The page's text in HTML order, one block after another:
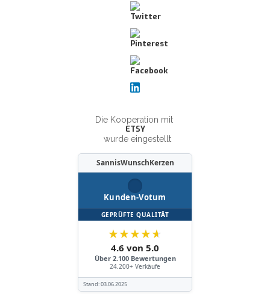
Die Kooperation mit
ETSY
wurde eingestellt
SannisWunschKerzen
Kunden-Votum
GEPRÜFTE QUALITÄT
★★★★★
4.6 von 5.0
Über 2.100 Bewertungen
24.200+ Verkäufe
Stand:03.06.2025